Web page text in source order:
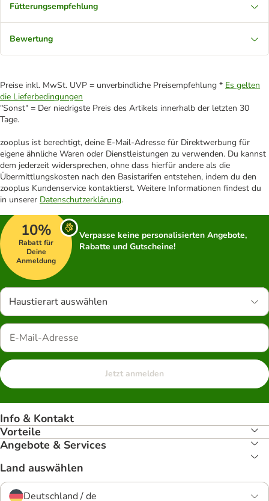
Fütterungsempfehlung
Bewertung
Preise inkl. MwSt. UVP = unverbindliche Preisempfehlung * Es gelten
die Lieferbedingungen
"Sonst" = Der niedrigste Preis des Artikels innerhalb der letzten 30
Tage.
zooplus ist berechtigt, deine E-Mail-Adresse für Direktwerbung für
eigene ähnliche Waren oder Dienstleistungen zu verwenden. Du kannst
dem jederzeit widersprechen, ohne dass hierfür andere als die
Übermittlungskosten nach den Basistarifen entstehen, indem du den
zooplus Kundenservice kontaktierst. Weitere Informationen findest du
in unserer Datenschutzerklärung.
10%
Rabatt für
Deine
Anmeldung
Verpasse keine personalisierten Angebote,
Rabatte und Gutscheine!
Haustierart auswählen
Jetzt anmelden
Info & Kontakt
Vorteile
Angebote & Services
Land auswählen
Deutschland / de